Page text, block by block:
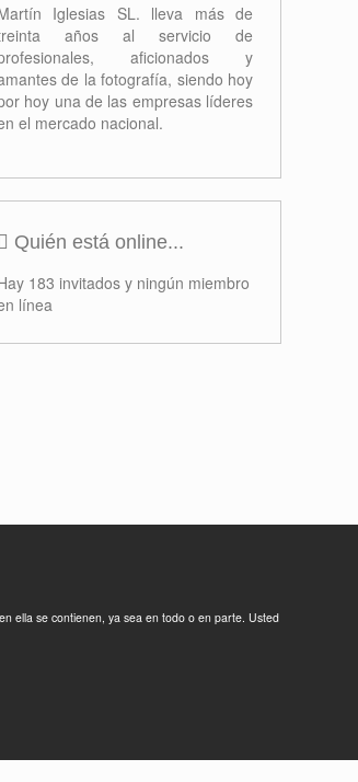
Iglesias SL. lleva más de
años al servicio de
aficionados y
de la fotografía, siendo hoy
hoy una de las empresas líderes
el mercado nacional.
Quién está online...
183 invitados y ningún miembro
línea
ella se contienen, ya sea en todo o en parte. Usted